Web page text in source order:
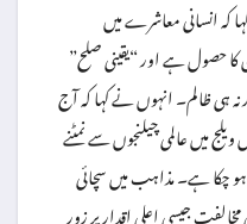
کہ انسانی معاشرے میں
کا حصول ہے اور “یقینی صلح”
ہی ظالم۔ انہوں نے کہا کہ آج
عالمی چیلنجوں سے نمٹنے
چکا ہے۔ مذاہب میں سچائی
جیسی اعلی اقدار پر زور